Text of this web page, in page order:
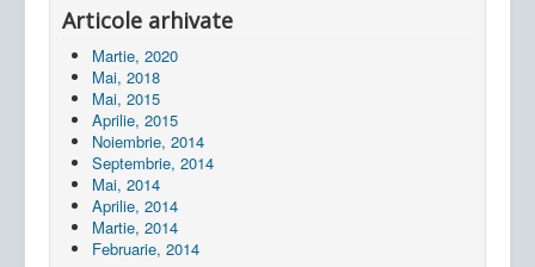
Articole arhivate
Martie, 2020
Mai, 2018
Mai, 2015
Aprilie, 2015
Noiembrie, 2014
Septembrie, 2014
Mai, 2014
Aprilie, 2014
Martie, 2014
Februarie, 2014